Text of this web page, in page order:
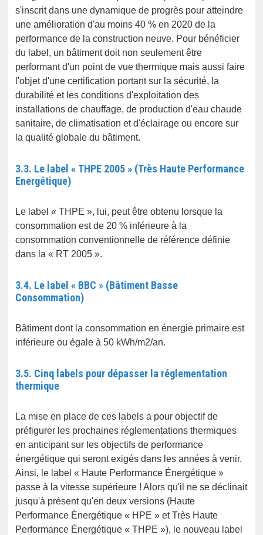
s'inscrit dans une dynamique de progrès pour atteindre
une amélioration d'au moins 40 % en 2020 de la
performance de la construction neuve. Pour bénéficier
du label, un bâtiment doit non seulement être
performant d'un point de vue thermique mais aussi faire
l'objet d'une certification portant sur la sécurité, la
durabilité et les conditions d'exploitation des
installations de chauffage, de production d'eau chaude
sanitaire, de climatisation et d'éclairage ou encore sur
la qualité globale du bâtiment.
3.3. Le label « THPE 2005 » (Très Haute Performance
Energétique)
Le label « THPE », lui, peut être obtenu lorsque la
consommation est de 20 % inférieure à la
consommation conventionnelle de référence définie
dans la « RT 2005 ».
3.4. Le label « BBC » (Bâtiment Basse
Consommation)
Bâtiment dont la consommation en énergie primaire est
inférieure ou égale à 50 kWh/m2/an.
3.5. Cinq labels pour dépasser la réglementation
thermique
La mise en place de ces labels a pour objectif de
préfigurer les prochaines réglementations thermiques
en anticipant sur les objectifs de performance
énergétique qui seront exigés dans les années à venir.
Ainsi, le label « Haute Performance Énergétique »
passe à la vitesse supérieure ! Alors qu'il ne se déclinait
jusqu'à présent qu'en deux versions (Haute
Performance Énergétique « HPE » et Très Haute
Performance Énergétique « THPE »), le nouveau label